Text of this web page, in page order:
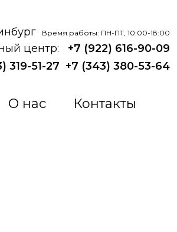
Время работы: ПН-ПТ, 10:00-18:00
центр:
+7 (922) 616-90-09
319-51-27 +7 (343) 380-53-64
О нас Контакты